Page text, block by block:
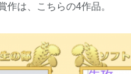
作は、こちらの4作品。